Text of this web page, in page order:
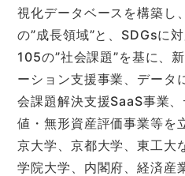
視化データベースを構築し
の”成長領域”と、SDGsに
105の”社会課題”を基に、
ーション支援事業、データ
会課題解決支援SaaS事業
値・無形資産評価事業等を
京大学、京都大学、東工大
学院大学、内閣府、経済産